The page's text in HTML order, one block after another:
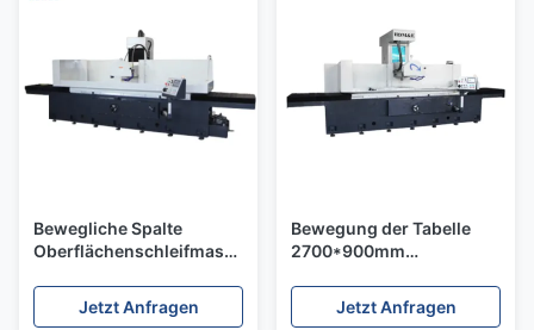
Bewegliche Spalte
Oberflächenschleifmaschine
Programmsteuerung
Bewegliche Spalte
Jetzt Anfragen
Bewegung der Tabelle
2700*900mm
Jetzt Anfragen